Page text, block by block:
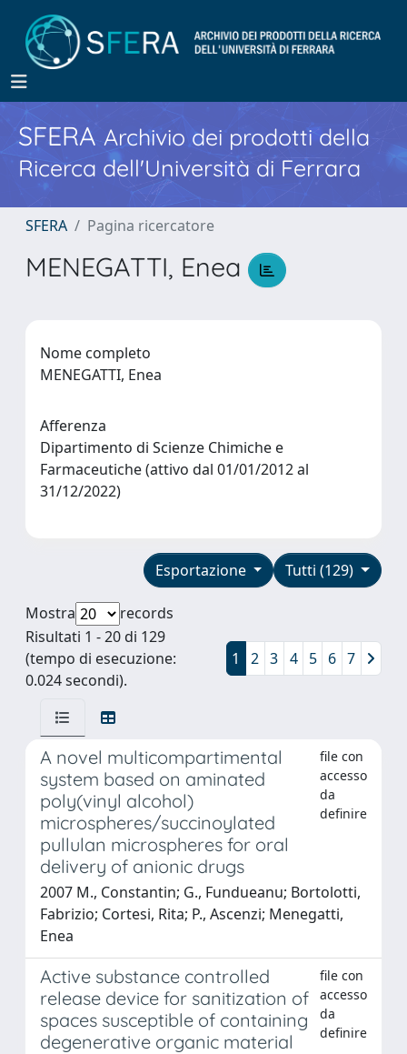
SFERA Archivio dei prodotti della
Ricerca dell'Università di Ferrara
SFERA Pagina ricercatore
MENEGATTI, Enea
Nome completo
MENEGATTI, Enea
Afferenza
Dipartimento di Scienze Chimiche e
Farmaceutiche (attivo dal 01/01/2012 al
31/12/2022)
Tutti (129)
Esportazione
Mostra
records
Risultati 1 - 20 di 129
(tempo di esecuzione:
0.024 secondi).
1 2 3 4 5 6 7
A novel multicompartimental
system based on aminated
poly(vinyl alcohol)
microspheres/succinoylated
pullulan microspheres for oral
delivery of anionic drugs
file con
accesso
da
definire
2007 M., Constantin; G., Fundueanu; Bortolotti,
Fabrizio; Cortesi, Rita; P., Ascenzi; Menegatti,
Enea
Active substance controlled
release device for sanitization of
spaces susceptible of containing
degenerative organic material
file con
accesso
da
definire